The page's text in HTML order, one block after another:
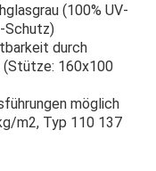
(100% UV-
Schutz)
durch
160x100
möglich
m2, Typ 110 137